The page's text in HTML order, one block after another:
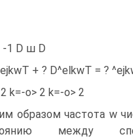
1 D ш D
+ ? D^elkwT = ?
k=-o> 2 k=-o> 2
образом частота w
между